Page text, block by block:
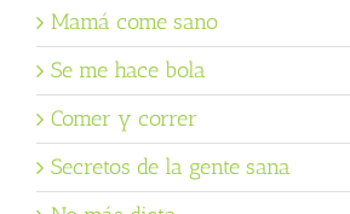
Mamá come sano
Se me hace bola
Comer y correr
Secretos de la gente sana